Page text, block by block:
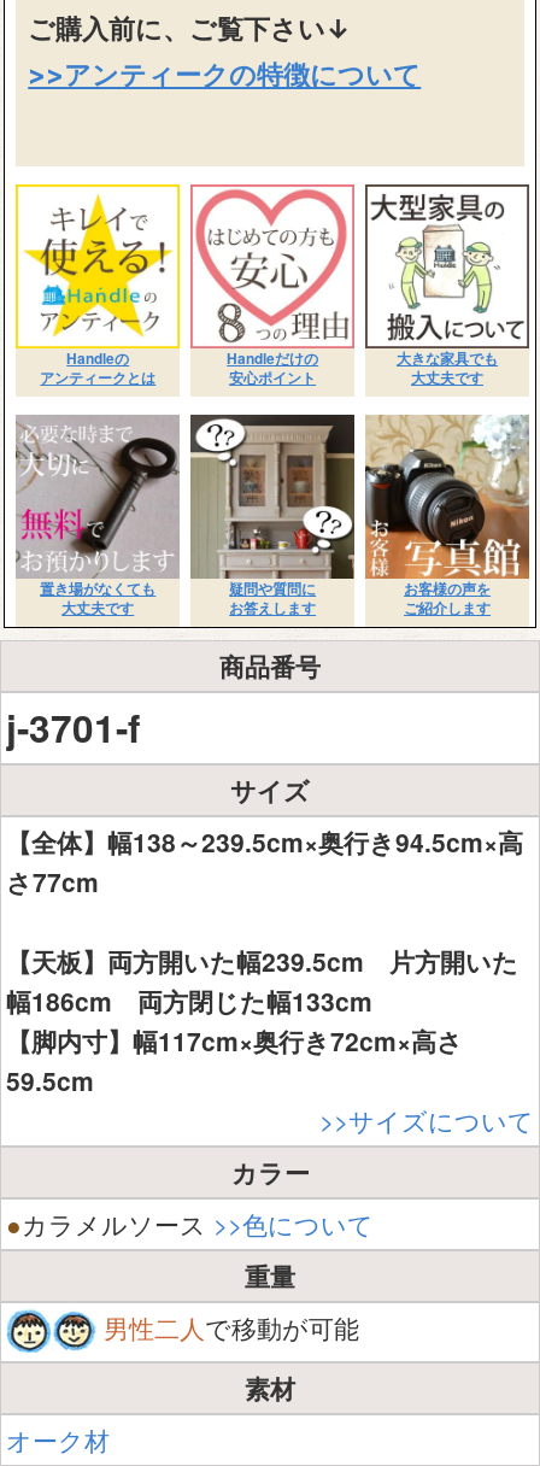
ご購入前に、ご覧下さい↓
>>アンティークの特徴について
Handleの
アンティークとは
Handleだけの
安心ポイント
大きな家具でも
大丈夫です
置き場がなくても
大丈夫です
疑問や質問に
お答えします
お客様の声を
ご紹介します
商品番号
j-3701-f
サイズ
【全体】幅138～239.5cm×奥行き94.5cm×高
さ77cm
【天板】両方開いた幅239.5cm 片方開いた
幅186cm 両方閉じた幅133cm
【脚内寸】幅117cm×奥行き72cm×高さ
59.5cm
>>サイズについて
カラー
●カラメルソース >>色について
重量
男性二人で移動が可能
素材
オーク材